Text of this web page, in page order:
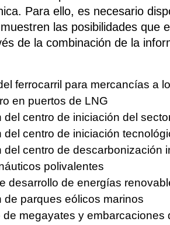
Para ello, es necesario
las posibilidades que
de la combinación de la
ferrocarril para mercancías a
en puertos de LNG
del centro de iniciación del
del centro de iniciación
del centro de descarbonización
polivalentes
desarrollo de energías
de parques eólicos marinos
de megayates y embarcaciones